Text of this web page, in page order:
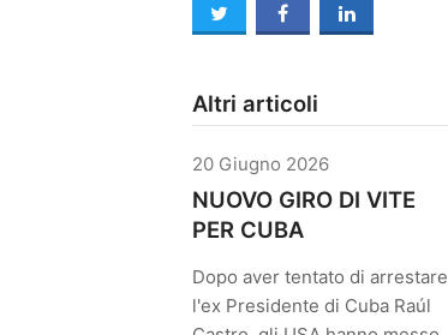
twitter facebooklinkedin
Altri articoli
20 Giugno 2026
NUOVO GIRO DI VITE
PER CUBA
Dopo aver tentato di arrestare
l'ex Presidente di Cuba Raúl